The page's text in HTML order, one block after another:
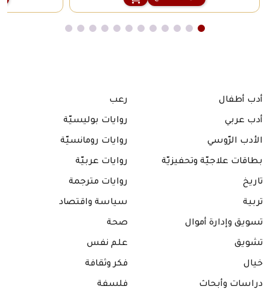
أدب أطفال
أدب عربي
الأدب الرّوسي
بطاقات علاجيّة وتحفيزيّة
تاريخ
تربية
تسويق وإدارة أموال
تشويق
خيال
دراسات وأبحاث
رعب
روايات بوليسيّة
روايات رومانسيّة
روايات عربيّة
روايات مترجمة
سياسة واقتصاد
صحة
علم نفس
فكر وثقافة
فلسفة